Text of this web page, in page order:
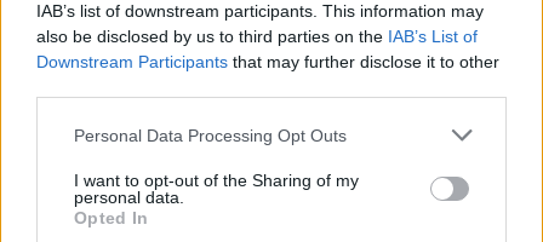
IAB’s list of downstream participants. This information may
also be disclosed by us to third parties on the IAB’s List of
Downstream Participants that may further disclose it to other
Personal Data Processing Opt Outs
I want to opt-out of the Sharing of my
personal data.
Opted In